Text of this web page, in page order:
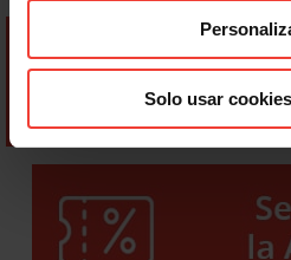
Solo usar